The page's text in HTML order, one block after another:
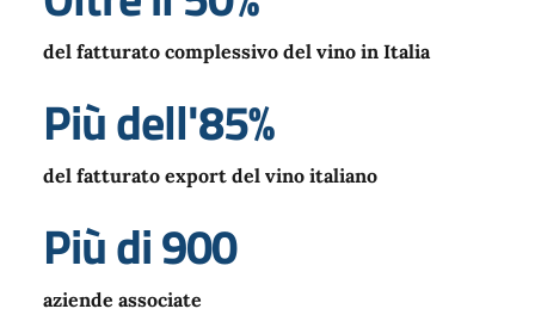
del fatturato complessivo del vino in Italia
Più dell'85%
del fatturato export del vino italiano
Più di 900
aziende associate